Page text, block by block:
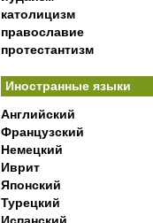
католицизм
православие
протестантизм
Иностранные языки
Английский
Французский
Немецкий
Иврит
Японский
Турецкий